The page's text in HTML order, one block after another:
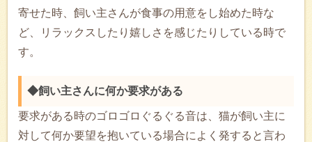
寄せた時、飼い主さんが食事の用意をし始めた時な
ど、リラックスしたり嬉しさを感じたりしている時で
す。
◆飼い主さんに何か要求がある
要求がある時のゴロゴロぐるぐる音は、猫が飼い主に
対して何か要望を抱いている場合によく発すると言わ